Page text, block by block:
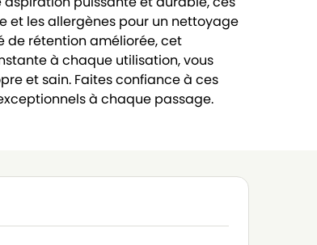
et les allergènes pour un nettoyage
de rétention améliorée, cet
à chaque utilisation, vous
et sain. Faites confiance à ces
à chaque passage.